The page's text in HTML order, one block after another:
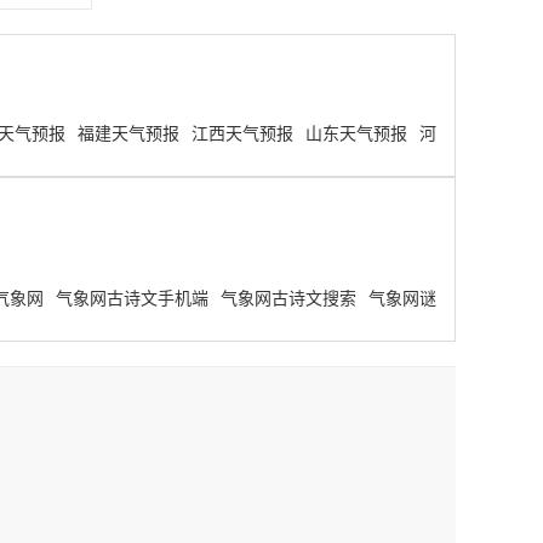
气预报 福建天气预报 江西天气预报 山东天气预报
河
象网 气象网古诗文手机端 气象网古诗文搜索
气象网谜